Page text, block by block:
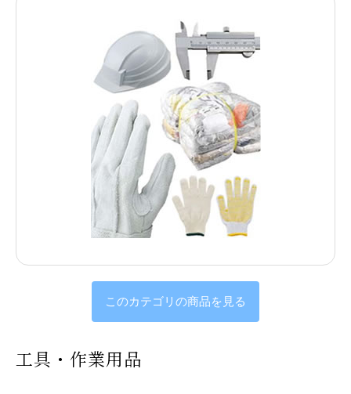
このカテゴリの商品を見る
工具・作業用品